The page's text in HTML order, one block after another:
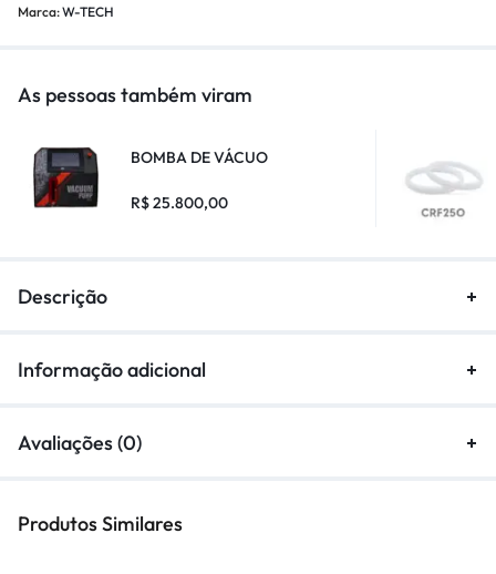
Marca:W-TECH
As pessoas também viram
BOMBA DE VÁCUO
R$25.800,00
Descrição
Informação adicional
Avaliações (0)
Produtos Similares